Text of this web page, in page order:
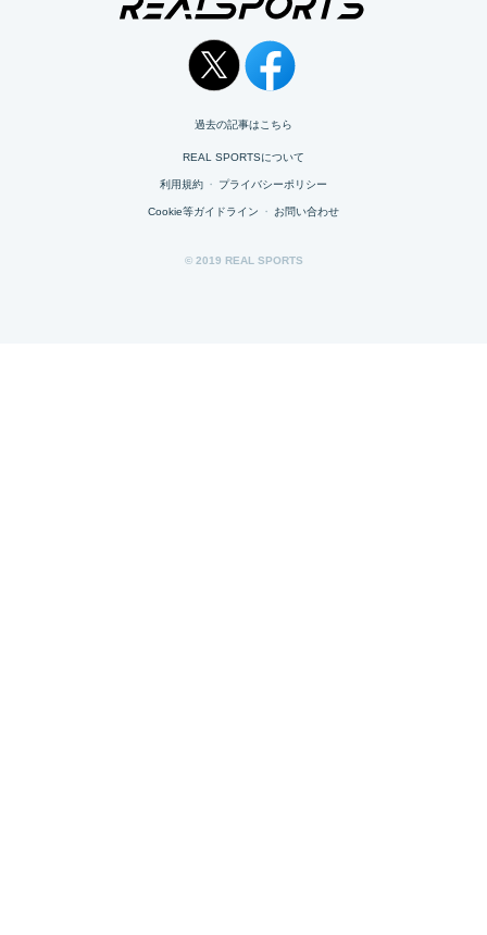
過去の記事はこちら
REAL SPORTSについて
利用規約 ・ プライバシーポリシー
Cookie等ガイドライン ・ お問い合わせ
© 2019 REAL SPORTS